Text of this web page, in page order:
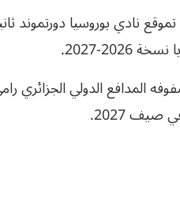
نادي بوروسيا دورتموند
2027.
2027.